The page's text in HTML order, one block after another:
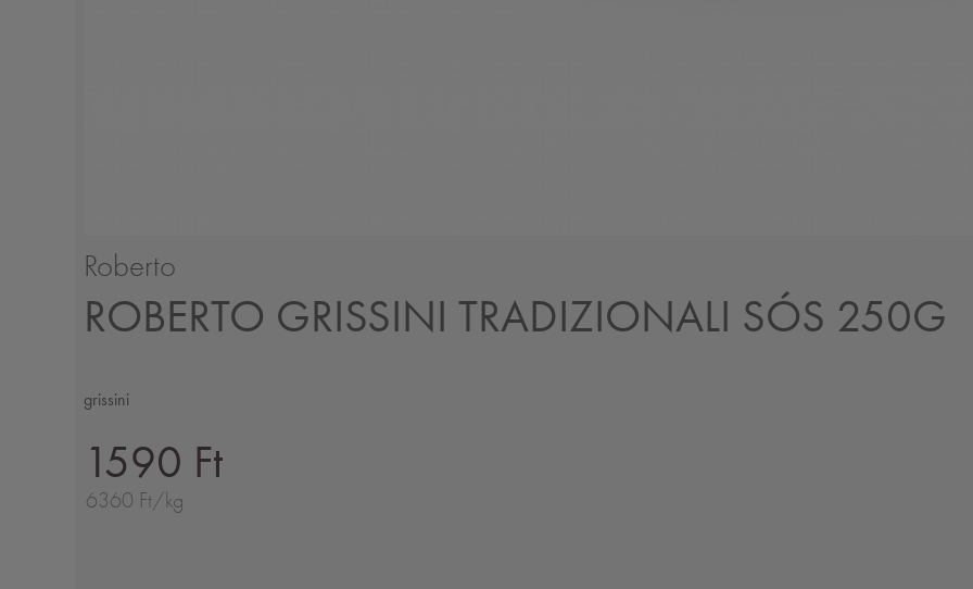
Roberto
ROBERTO GRISSINI TRADIZIONALI SÓS 250G
grissini
1590 Ft
6360 Ft/kg